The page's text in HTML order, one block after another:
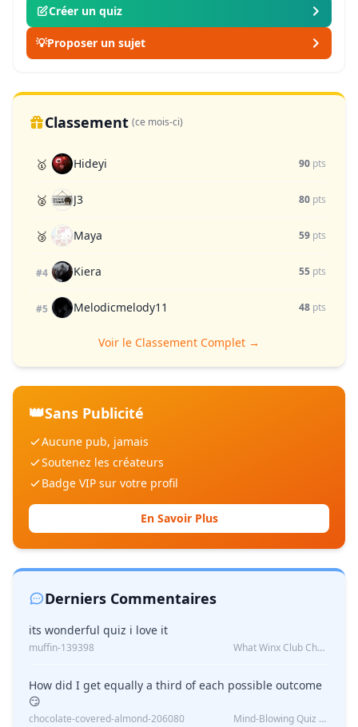
Créer un quiz
💡Proposer un sujet
Classement (ce mois-ci)
🥇 Hideyi 90 pts
🥈 J3 80 pts
🥉 Maya 59 pts
#4 Kiera 55 pts
#5 Melodicmelody11 48 pts
Voir le Classement Complet →
👑Sans Publicité
Aucune pub, jamais
Soutenez les créateurs
Badge VIP sur votre profil
En Savoir Plus
Derniers Commentaires
its wonderful quiz i love it
muffin-139398 What Winx Club Character Are You?
How did I get equally a third of each possible outcome
😏
chocolate-covered-almond-206080 Mind-Blowing Quiz Reveals: Will I Be Alone Forever?